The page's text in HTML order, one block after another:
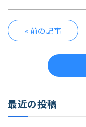
« 前の記事
最近の投稿